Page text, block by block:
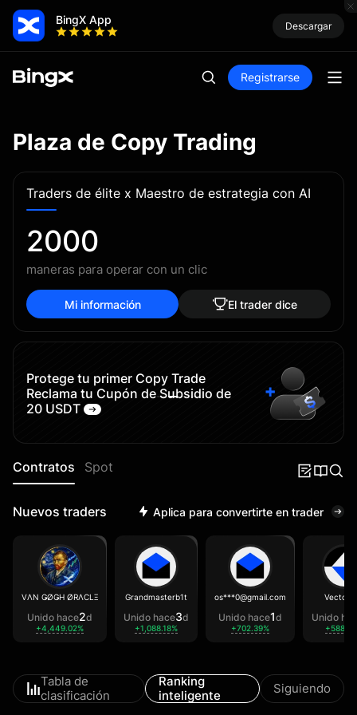
BingX App Descargar
Registrarse
Plaza de Copy Trading
Traders de élite x Maestro de estrategia con AI
2000
maneras para operar con un clic
Mi información El trader dice
Protege tu primer Copy Trade
Reclama tu Cupón de Subsidio de
20 USDT
Contratos Spot
Nuevos traders Aplica para convertirte en trader
VΛN ǤØǤH ØRΛCLΞ
Unido hace2d
+4,449.02%
Grandmasterb1t
Unido hace3d
+1,088.18%
os***0@gmail.com
Unido hace1d
+702.39%
Unido
Tabla de
clasificación
Ranking
inteligente
Siguiendo